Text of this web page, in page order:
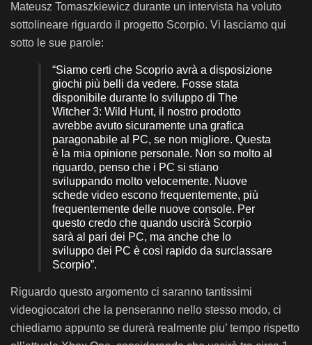
Mateusz Tomaszkiewicz durante un intervista ha voluto
sottolineare riguardo il progetto Scorpio. Vi lasciamo qui
sotto le sue parole:
“Siamo certi che Scoprio avrà a disposizione
giochi più belli da vedere. Fosse stata
disponibile durante lo sviluppo di The
Witcher 3: Wild Hunt, il nostro prodotto
avrebbe avuto sicuramente una grafica
paragonabile al PC, se non migliore. Questa
è la mia opinione personale. Non so molto al
riguardo, penso che i PC si stiano
sviluppando molto velocemente. Nuove
schede video escono frequentemente, più
frequentemente delle nuove console. Per
questo credo che quando uscirà Scorpio
sarà al pari dei PC, ma anche che lo
sviluppo dei PC è così rapido da surclassare
Scorpio”.
Riguardo questo argomento ci saranno tantissimi
videogiocatori che la penseranno nello stesso modo, ci
chiediamo appunto se durerà realmente piu’ tempo rispetto